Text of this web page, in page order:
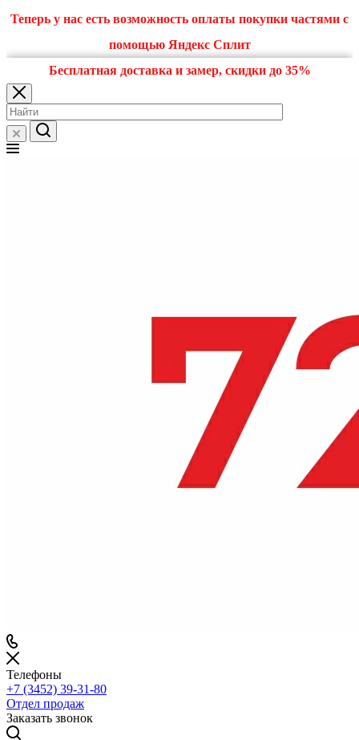
Теперь у нас есть возможность оплаты покупки частями с
помощью Яндекс Сплит
Бесплатная доставка и замер, скидки до 35%
Телефоны
+7 (3452) 39-31-80
Отдел продаж
Заказать звонок